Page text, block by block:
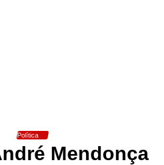
Política
Mendonça